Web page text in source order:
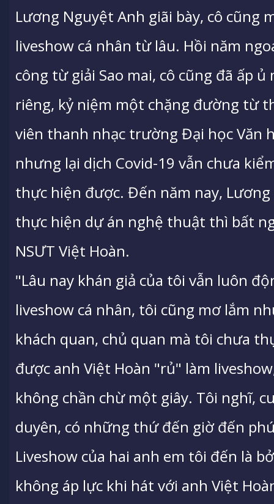
Lương Nguyệt Anh giãi bày, cô cũng
liveshow cá nhân từ lâu. Hồi năm
công từ giải Sao mai, cô cũng đã ấp
riêng, kỷ niệm một chặng đường từ
viên thanh nhạc trường Đại học Văn
nhưng lại dịch Covid-19 vẫn chưa
thực hiện được. Đến năm nay,
thực hiện dự án nghệ thuật thì bất
NSƯT Việt Hoàn.
"Lâu nay khán giả của tôi vẫn luôn
liveshow cá nhân, tôi cũng mơ lắm
khách quan, chủ quan mà tôi chưa
được anh Việt Hoàn "rủ" làm
không chần chừ một giây. Tôi nghĩ,
duyên, có những thứ đến giờ đến
Liveshow của hai anh em tôi đến là
không áp lực khi hát với anh Việt